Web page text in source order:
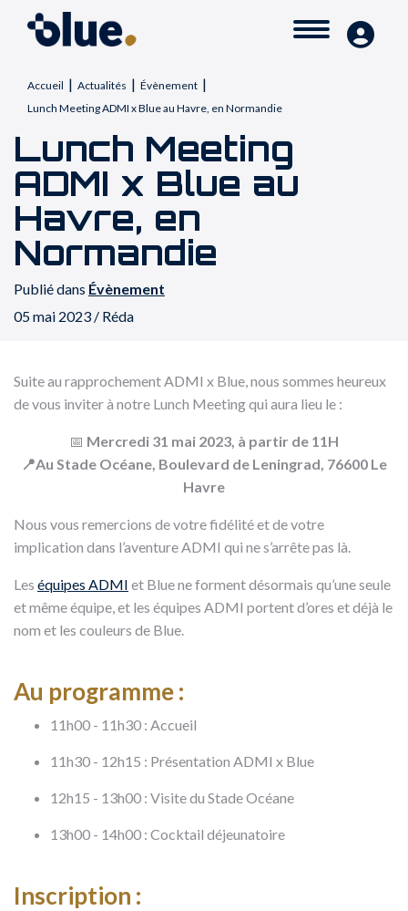
Accueil | Actualités | Évènement |
Lunch Meeting ADMI x Blue au Havre, en Normandie
Lunch Meeting
ADMI x Blue au
Havre, en
Normandie
Publié dans Évènement
05 mai 2023 / Réda
Suite au rapprochement ADMI x Blue, nous sommes heureux
de vous inviter à notre Lunch Meeting qui aura lieu le :
📅 Mercredi 31 mai 2023, à partir de 11H
📍Au Stade Océane, Boulevard de Leningrad, 76600 Le
Havre
Nous vous remercions de votre fidélité et de votre
implication dans l’aventure ADMI qui ne s’arrête pas là.
Les équipes ADMI et Blue ne forment désormais qu’une seule
et même équipe, et les équipes ADMI portent d’ores et déjà le
nom et les couleurs de Blue.
Au programme :
11h00 - 11h30 : Accueil
11h30 - 12h15 : Présentation ADMI x Blue
12h15 - 13h00 : Visite du Stade Océane
13h00 - 14h00 : Cocktail déjeunatoire
Inscription :